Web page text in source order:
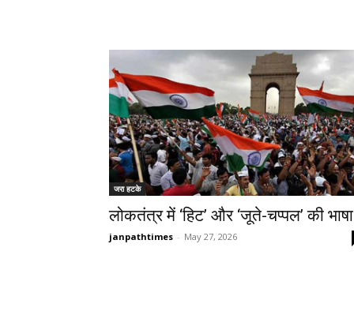
जरा हटके
लोकतंत्र में ‘हिट’ और ‘जूते-चप्पल’ की भाषा
janpathtimes - May 27, 2026